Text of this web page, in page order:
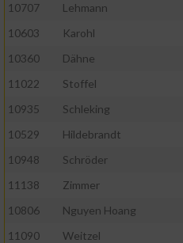
10707
Lehmann
10603
Karohl
10360
Dähne
11022
Stoffel
10935
Schleking
10529
Hildebrandt
10948
Schröder
11138
Zimmer
10806
Nguyen Hoang
11090
Weitzel